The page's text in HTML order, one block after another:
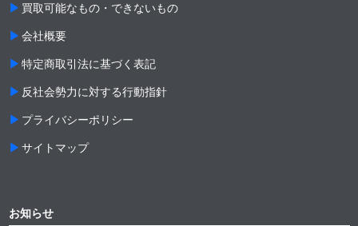
買取可能なもの・できないもの
会社概要
特定商取引法に基づく表記
反社会勢力に対する行動指針
プライバシーポリシー
サイトマップ
お知らせ